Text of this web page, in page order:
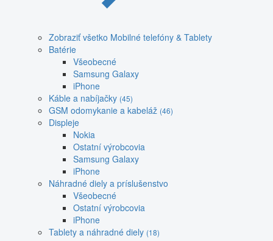
Zobraziť všetko Mobilné telefóny & Tablety
Batérie
Všeobecné
Samsung Galaxy
iPhone
Káble a nabíjačky (45)
GSM odomykanie a kabeláž (46)
Displeje
Nokia
Ostatní výrobcovia
Samsung Galaxy
iPhone
Náhradné diely a príslušenstvo
Všeobecné
Ostatní výrobcovia
iPhone
Tablety a náhradné diely (18)